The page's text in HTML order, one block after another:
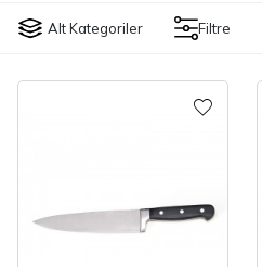
Alt Kategoriler Filtre